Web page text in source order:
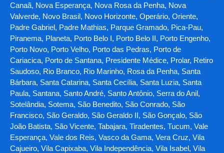
Canaã, Nova Esperança, Nova Rosa da Penha, Nova
Valverde, Novo Brasil, Novo Horizonte, Operário, Oriente,
Padre Gabriel, Padre Mathias, Parque Gramado, Pica-Pau,
Piranema, Planeta, Porto Belo I, Porto Belo II, Porto Engenho,
Porto Novo, Porto Velho, Porto das Pedras, Porto de
Cariacica, Porto de Santana, Presidente Médice, Prolar, Retiro
Saudoso, Rio Branco, Rio Marinho, Rosa da Penha, Santa
Bárbara, Santa Catarina, Santa Cecília, Santa Luzia, Santa
Paula, Santana, Santo André, Santo Antônio, Serra do Anil,
Sotelândia, Sotema, São Benedito, São Conrado, São
Francisco, São Geraldo, São Geraldo II, São Gonçalo, São
João Batista, São Vicente, Tabajara, Tiradentes, Tucum, Vale
Esperança, Vale dos Reis, Vasco da Gama, Vera Cruz, Vila
Cajueiro, Vila Capixaba, Vila Independência, Vila Isabel, Vila